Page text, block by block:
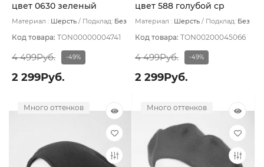
цвет 0630 зеленый
бутылочный
Материал : Шерсть Подклад: Без
Код товара: TON00000004741
4 499Руб. -49%
2 299Руб.
цвет 588 голубой ср
Материал : Шерсть Подклад: Без
Код товара: TON00200045066
4 499Руб. -49%
2 299Руб.
Много оттенков Много оттенков